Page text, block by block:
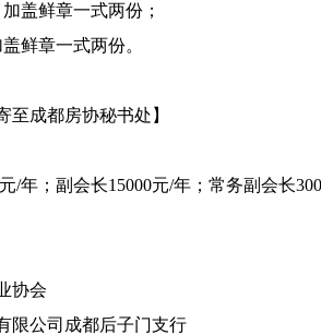
加盖鲜章一式两份；
盖鲜章一式两份。
至成都房协秘书处】
/年； 副会长15000元/年； 常务副会长
协会
限公司成都后子门支行